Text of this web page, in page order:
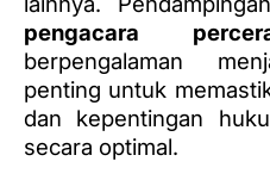
pengacara
berpengalaman
penting untuk
dan kepentingan
secara optimal.